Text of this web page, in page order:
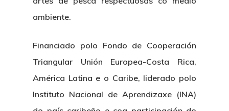
ambiente.
Financiado polo Fondo de Cooperación
Triangular Unión Europea-Costa Rica,
América Latina e o Caribe, liderado polo
Instituto Nacional de Aprendizaxe (INA)